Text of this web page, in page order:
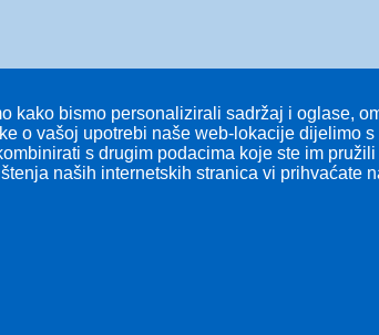
dijabetičku ketoacidozu (DKA),
uzrokovati i smrt. Uglavnom se javlja u
acidoze (zakiseljenja) u organizmu.
teška hiperglikemija (više od 30 mmol/L),
kako bismo personalizirali sadržaj i oglase,
o vašoj upotrebi naše web-lokacije dijelimo
s drugim podacima koje ste im
naših internetskih stranica vi prihvaćate